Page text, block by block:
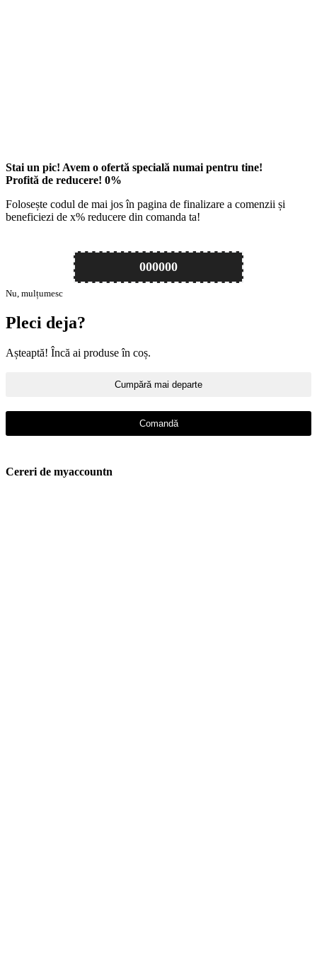
Stai un pic! Avem o ofertă specială numai pentru tine!
Profită de reducere! 0%
Folosește codul de mai jos în pagina de finalizare a comenzii și
beneficiezi de x% reducere din comanda ta!
000000
Nu, mulțumesc
Pleci deja?
Așteaptă! Încă ai produse în coș.
Cumpără mai departe
Comandă
Cereri de myaccountn